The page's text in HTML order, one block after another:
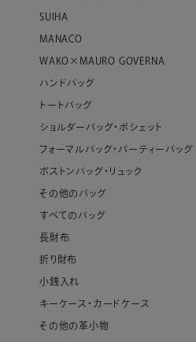
SUIHA
MANACO
WAKO×MAURO GOVERNA
ハンドバッグ
トートバッグ
ショルダーバッグ・ポシェット
フォーマルバッグ・パーティーバッグ
ボストンバッグ・リュック
その他のバッグ
すべてのバッグ
長財布
折り財布
小銭入れ
キーケース・カードケース
その他の革小物